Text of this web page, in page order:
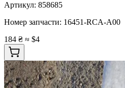
Артикул: 858685
Номер запчасти: 16451-RCA-A00
184 ₴ ≈ $4